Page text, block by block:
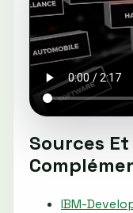
Sources
IBM-